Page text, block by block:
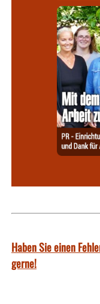
Haben Sie einen
gerne!